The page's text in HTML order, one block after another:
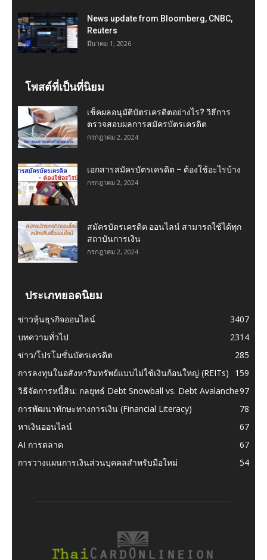
News update from Bloomberg, CNBC,
Reuters
มีนาคม 1, 2026
โพสต์ที่เป็นที่นิยม
เช็คผลอนุมัติบัตรเครดิตอย่างไร? วิธีการ
ตรวจสอบผลการสมัครบัตรเครดิต
กรกฎาคม 2, 2024
เอกสารสมัครบัตรเครดิต – ต้องใช้อะไรบ้าง
กรกฎาคม 2, 2024
สมัครบัตรเครดิต ออนไลน์ สามารถใช้ได้ทุก
สถาบันการเงิน
กรกฎาคม 2, 2024
ประเภทยอดนิยม
ข่าวหุ้นธุรกิจออนไลน์
3407
บทความทั่วไป
2314
ข่าว/โปรโมชั่นบัตรเครดิต
285
การลงทุนในอสังหาริมทรัพย์แบบไม่ใช้เงินก้อนใหญ่ (REITs)
159
วิธีจัดการหนี้สิน: กลยุทธ์ Debt Snowball vs. Debt Avalanche97
การพัฒนาทักษะทางการเงิน (Financial Literacy)
78
หาเงินออนไลน์
67
AI การตลาด
67
การวางแผนการเงินส่วนบุคคลสำหรับมือใหม่
54